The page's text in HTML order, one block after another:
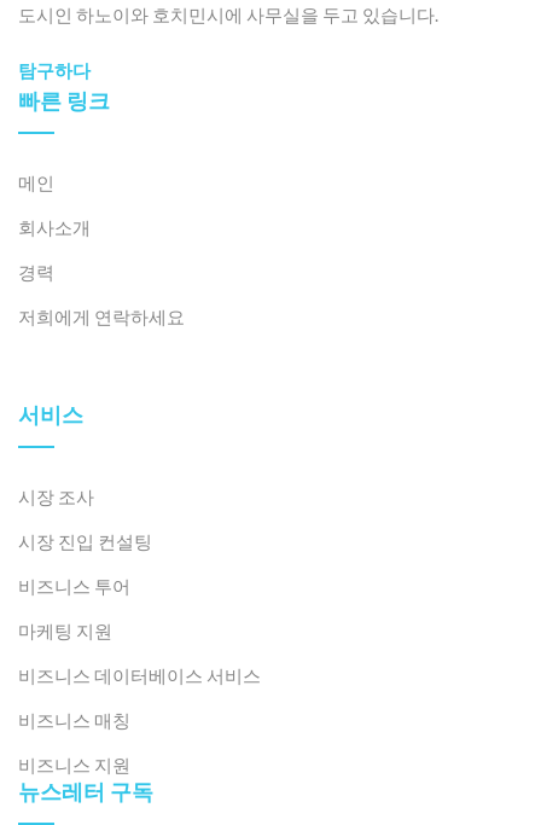
도시인 하노이와 호치민시에 사무실을 두고 있습니다.
탐구하다
빠른 링크
메인
회사소개
경력
저희에게 연락하세요
서비스
시장 조사
시장 진입 컨설팅
비즈니스 투어
마케팅 지원
비즈니스 데이터베이스 서비스
비즈니스 매칭
비즈니스 지원
뉴스레터 구독